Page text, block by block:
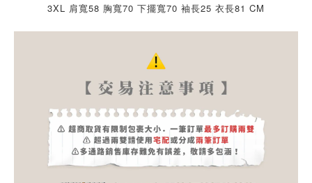
3XL 肩寬58 胸寬70 下擺寬70 袖長25 衣長81 CM